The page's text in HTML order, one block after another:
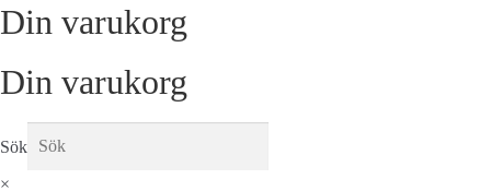
Din varukorg
Din varukorg
Sök
×